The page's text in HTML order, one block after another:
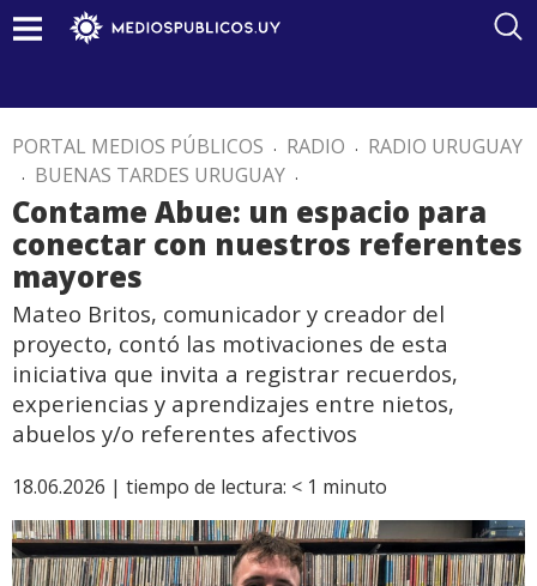
PORTAL MEDIOS PÚBLICOS . RADIO . RADIO URUGUAY
. BUENAS TARDES URUGUAY .
Contame Abue: un espacio para
conectar con nuestros referentes
mayores
Mateo Britos, comunicador y creador del
proyecto, contó las motivaciones de esta
iniciativa que invita a registrar recuerdos,
experiencias y aprendizajes entre nietos,
abuelos y/o referentes afectivos
18.06.2026 | tiempo de lectura: < 1 minuto